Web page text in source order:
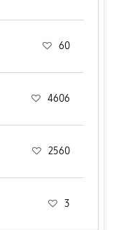
60
4606
2560
3